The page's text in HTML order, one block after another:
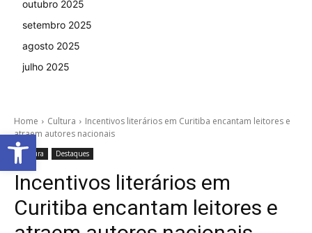
outubro 2025
setembro 2025
agosto 2025
julho 2025